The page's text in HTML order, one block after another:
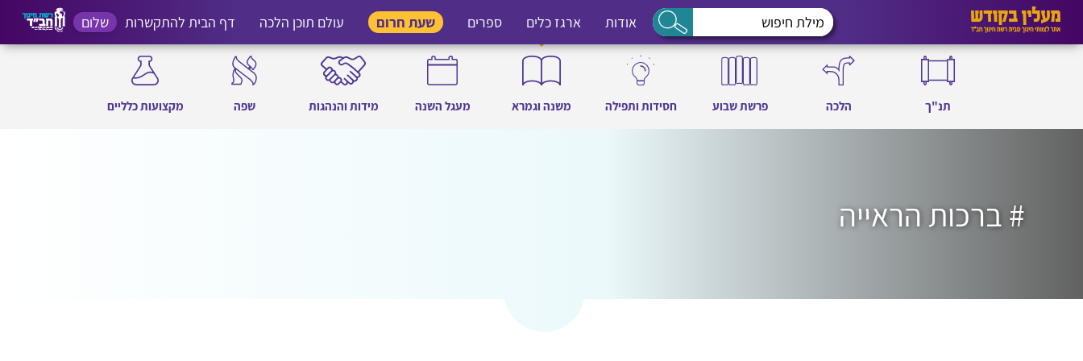
אודות ארגז כלים ספרים שעת חרום עולם תוכן הלכה דף הבית להתקשרות שלום
תנ"ך הלכה פרשת שבוע חסידות ותפילה משנה וגמרא מעגל השנה מידות והנהגות שפה מקצועות כלליים
# ברכות הראייה